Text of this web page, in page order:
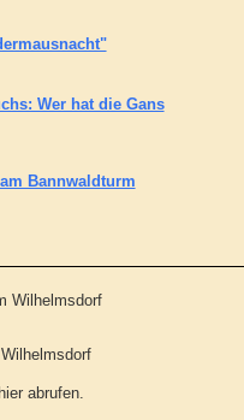
Wer hat die Gans
Bannwaldturm
abrufen.